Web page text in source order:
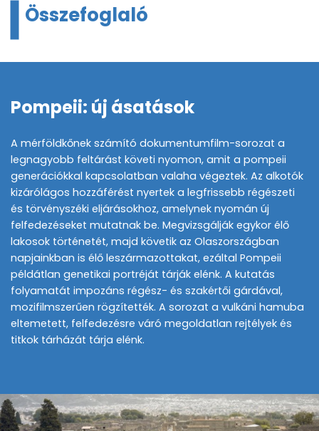
Összefoglaló
Pompeii: új ásatások
A mérföldkőnek számító dokumentumfilm-sorozat a
legnagyobb feltárást követi nyomon, amit a pompeii
generációkkal kapcsolatban valaha végeztek. Az alkotók
kizárólágos hozzáférést nyertek a legfrissebb régészeti
és törvényszéki eljárásokhoz, amelynek nyomán új
felfedezéseket mutatnak be. Megvizsgálják egykor élő
lakosok történetét, majd követik az Olaszországban
napjainkban is élő leszármazottakat, ezáltal Pompeii
példátlan genetikai portréját tárják elénk. A kutatás
folyamatát impozáns régész- és szakértői gárdával,
mozifilmszerűen rögzítették. A sorozat a vulkáni hamuba
eltemetett, felfedezésre váró megoldatlan rejtélyek és
titkok tárházát tárja elénk.